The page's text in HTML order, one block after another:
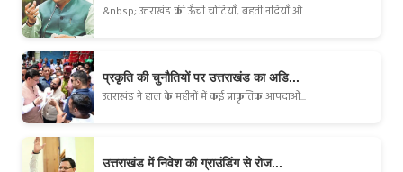
&nbsp; उत्तराखंड की ऊँची चोटियाँ, बहती नदियाँ औ...
प्रकृति की चुनौतियों पर उत्तराखंड का अडि...
उत्तराखंड ने हाल के महीनों में कई प्राकृतिक आपदाओं...
उत्तराखंड में निवेश की ग्राउंडिंग से रोज...